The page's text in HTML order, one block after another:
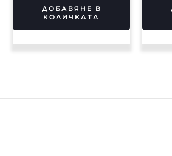
ДОБАВЯНЕ В
КОЛИЧКАТА